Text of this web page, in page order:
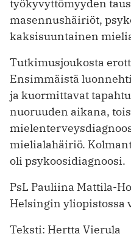
työkyvyttömyyden
masennushäiriöt,
kaksisuuntainen
Tutkimusjoukosta
Ensimmäistä
ja kuormittavat
nuoruuden aikana,
mielialahäiriö.
oli psykoosidiagnoosi.
PsL Pauliina Mattila-
Helsingin yliopistossa
Teksti: Hertta Vierula